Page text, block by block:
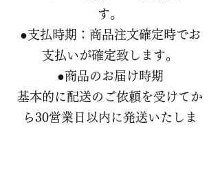
す。
●支払時期：商品注文確定時でお
支払いが確定致します。
●商品のお届け時期
基本的に配送のご依頼を受けてか
ら30営業日以内に発送いたしま